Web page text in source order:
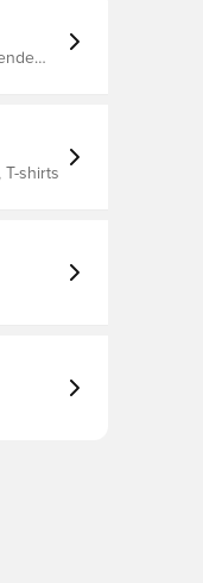
T-shirts